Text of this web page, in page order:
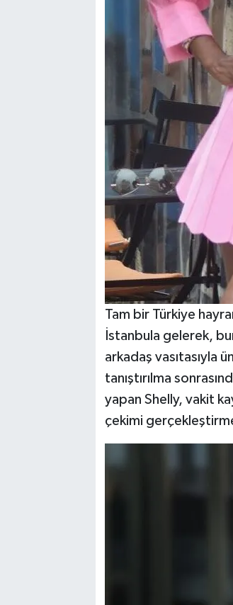
Tam bir Türkiye
İstanbula gelerek,
arkadaş vasıtasıyla
tanıştırılma
yapan Shelly, vakit
çekimi